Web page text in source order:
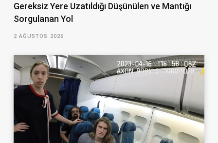
Gereksiz Yere Uzatıldığı Düşünülen ve Mantığı
Sorgulanan Yol
2 AĞUSTOS 2026